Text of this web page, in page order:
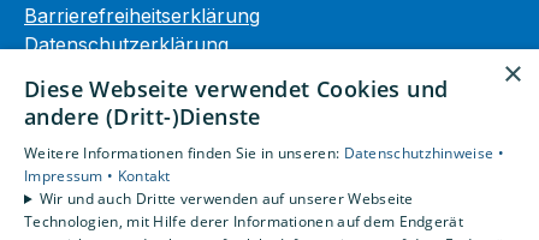
Barrierefreiheitserklärung
Datenschutzerklärung
Unsere Bereiche
Privatkunden
Gewerbekunden
Karriere
×
Diese Webseite verwendet Cookies und
andere (Dritt-)Dienste
Weitere Informationen finden Sie in unseren: Datenschutzhinweise •
Impressum • Kontakt
Wir und auch Dritte verwenden auf unserer Webseite
Technologien, mit Hilfe derer Informationen auf dem Endgerät